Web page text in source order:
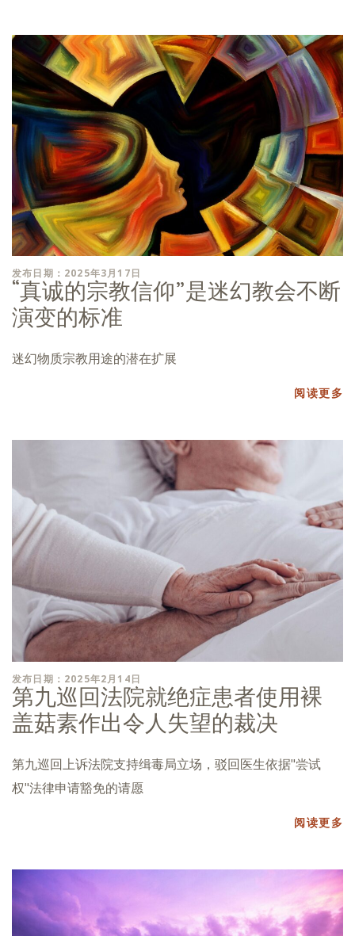
发布日期：2025年3月17日
“真诚的宗教信仰”是迷幻教会不断
演变的标准
迷幻物质宗教用途的潜在扩展
阅读更多
发布日期：2025年2月14日
第九巡回法院就绝症患者使用裸
盖菇素作出令人失望的裁决
第九巡回上诉法院支持缉毒局立场，驳回医生依据"尝试
权"法律申请豁免的请愿
阅读更多